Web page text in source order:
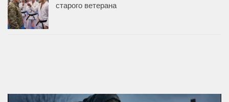
старого ветерана